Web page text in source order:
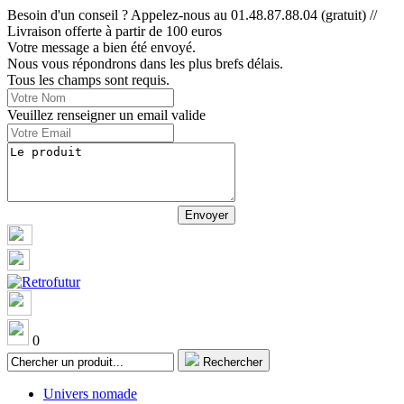
Besoin d'un conseil ? Appelez-nous au 01.48.87.88.04 (gratuit) //
Livraison offerte à partir de 100 euros
Votre message a bien été envoyé.
Nous vous répondrons dans les plus brefs délais.
Tous les champs sont requis.
Veuillez renseigner un email valide
0
Rechercher
Univers nomade